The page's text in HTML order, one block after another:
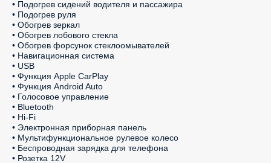
• Подогрев сидений водителя и пассажира
• Подогрев руля
• Обогрев зеркал
• Обогрев лобового стекла
• Обогрев форсунок стеклоомывателей
• Навигационная система
• USB
• Функция Apple CarPlay
• Функция Android Auto
• Голосовое управление
• Bluetooth
• Hi-Fi
• Электронная приборная панель
• Мультифункциональное рулевое колесо
• Беспроводная зарядка для телефона
• Розетка 12V